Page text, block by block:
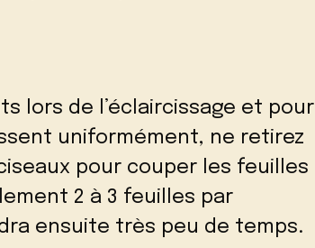
lors de l’éclaircissage et pour
uniformément, ne retirez
pour couper les feuilles
2 à 3 feuilles par
ensuite très peu de temps.